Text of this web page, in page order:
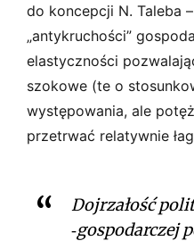
do koncepcji N. Taleba
„antykruchości”
elastyczności
szokowe (te o
występowania, ale
przetrwać relatywnie
Dojrzałość
‑gospodarczej